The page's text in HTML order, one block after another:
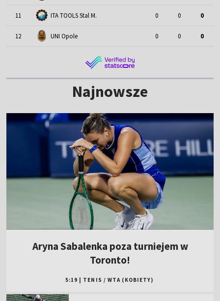
11 ITA TOOLS Stal M. 0 0 0
12 UNI Opole 0 0 0
Najnowsze
Aryna Sabalenka poza turniejem w
Toronto!
5:19 TENIS / WTA (KOBIETY)